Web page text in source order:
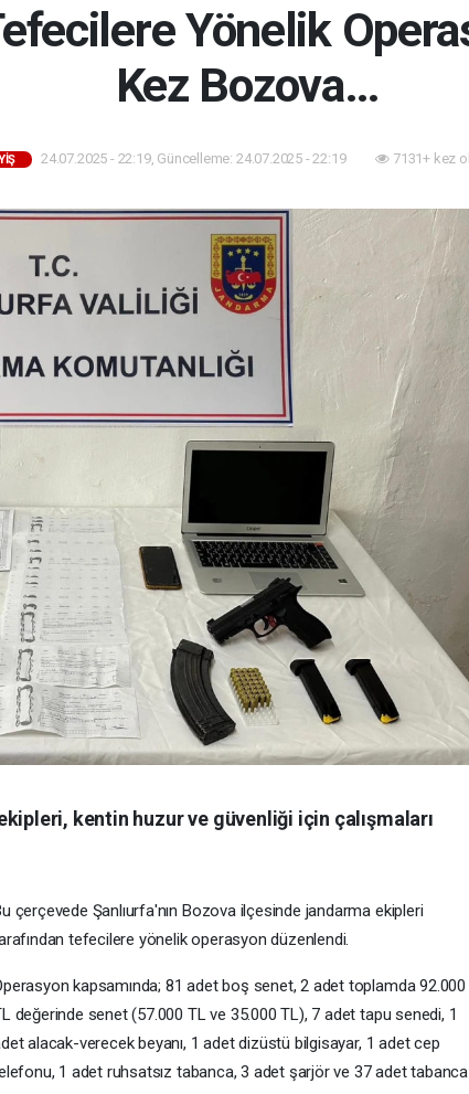
Yönelik
Kez Bozova…
24.07.2025 - 22:19, Güncelleme: 24.07.2025 - 22:19 7131+ kez
kentin huzur ve güvenliği için çalışmaları
çerçevede Şanlıurfa'nın Bozova ilçesinde jandarma ekipleri
tefecilere yönelik operasyon düzenlendi.
kapsamında; 81 adet boş senet, 2 adet toplamda 92.000
değerinde senet (57.000 TL ve 35.000 TL), 7 adet tapu senedi, 1
alacak-verecek beyanı, 1 adet dizüstü bilgisayar, 1 adet cep
1 adet ruhsatsız tabanca, 3 adet şarjör ve 37 adet tabanca